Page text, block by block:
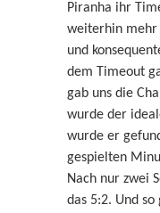
Piranha ihr
weiterhin mehr
und
dem Timeout
gab uns die
wurde der
wurde er
gespielten
Nach nur zwei
das 5:2. Und so